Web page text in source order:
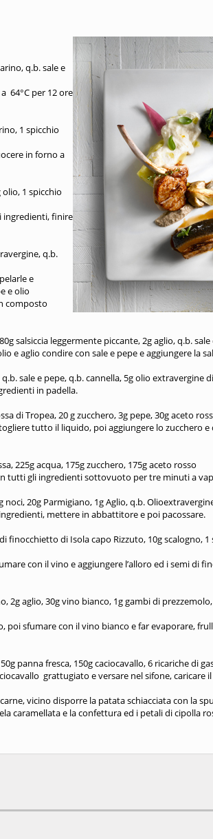
q.b. sale e
64°C per 12 ore
1 spicchio
in forno a
1 spicchio
ingredienti, finire
q.b.
e
e olio
composto
salsiccia leggermente piccante, 2g aglio, q.b. sale
e aglio condire con sale e pepe e aggiungere la
sale e pepe, q.b. cannella, 5g olio extravergine
in padella.
di Tropea, 20 g zucchero, 3g pepe, 30g aceto
tutto il liquido, poi aggiungere lo zucchero
225g acqua, 175g zucchero, 175g aceto rosso
tutti gli ingredienti sottovuoto per tre minuti a
20g Parmigiano, 1g Aglio, q.b.
mettere in abbattitore e poi pacossare.
finocchietto di Isola capo Rizzuto, 10g scalogno,
con il vino e aggiungere l’alloro ed i semi di
2g aglio, 30g vino bianco, 1g gambi di
poi sfumare con il vino bianco e far evaporare,
panna fresca, 150g caciocavallo, 6 ricariche di
grattugiato e versare nel sifone, caricare
vicino disporre la patata schiacciata con la
caramellata e la confettura ed i petali di cipolla